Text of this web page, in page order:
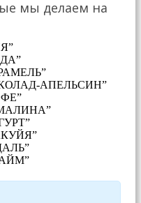
мы делаем на
АПЕЛЬСИН”